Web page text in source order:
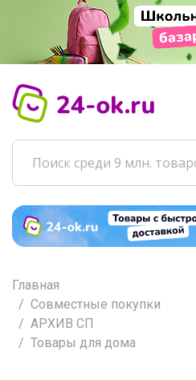
Главная
Совместные покупки
АРХИВ СП
Товары для дома